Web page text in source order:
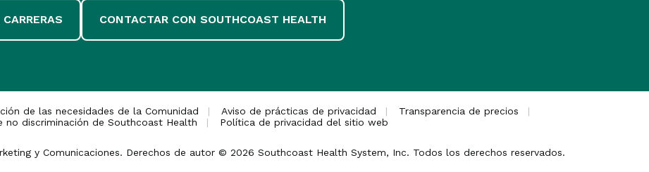
CONTACTAR CON SOUTHCOAST HEALTH
de las necesidades de la Comunidad Aviso de prácticas de privacidad
Transparencia de precios
no discriminación de Southcoast Health
Política de privacidad del sitio web
y Comunicaciones. Derechos de autor © 2026 Southcoast Health System, Inc. Todos los derechos reservados.